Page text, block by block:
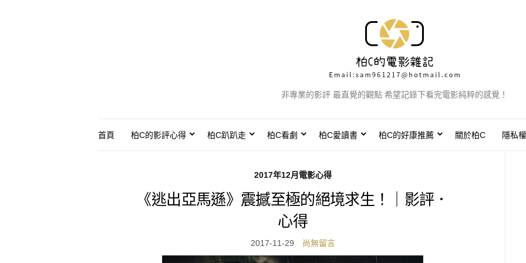
非專業的影評 最直覺的觀點 希望記錄下看完電影純粹的感覺！
首頁 柏C的影評心得 柏C趴趴走 柏C看劇 柏C愛讀書 柏C的好康推薦 關於柏C 隱私
2017年12月電影心得
《逃出亞馬遜》震撼至極的絕境求生！｜影評．
心得
2017-11-29 尚無留言